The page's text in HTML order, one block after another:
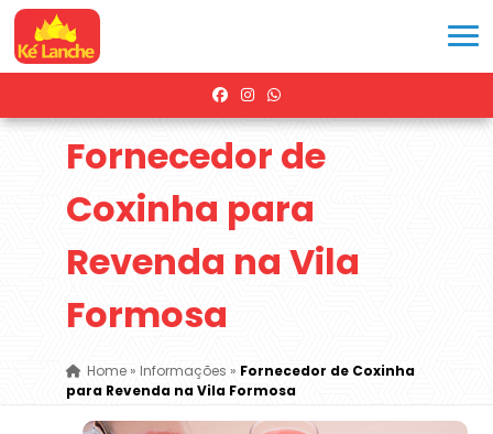
Fornecedor de
Coxinha para
Revenda na Vila
Formosa
Home» Informações » Fornecedor de Coxinha
para Revenda na Vila Formosa